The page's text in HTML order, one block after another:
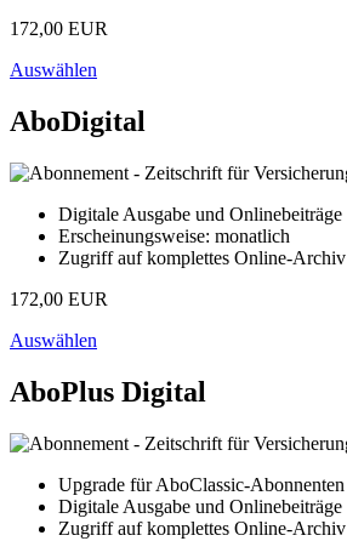
172,00 EUR
Auswählen
AboDigital
Digitale Ausgabe und Onlinebeiträge
Erscheinungsweise: monatlich
Zugriff auf komplettes Online-Archiv
172,00 EUR
Auswählen
AboPlus Digital
Upgrade für AboClassic-Abonnenten
Digitale Ausgabe und Onlinebeiträge
Zugriff auf komplettes Online-Archiv